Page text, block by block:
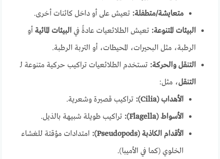
متعايشة/متطفلة: تعيش على أو داخل كائنات أخرى.
البيئات المتنوعة: تعيش الطلائعيات عادةً فيالبيئات المائية أو
الرطبة، مثل البحيرات، المحيطات، أو التربة الرطبة.
التنقل والحركة: تستخدم الطلائعيات تراكيب حركية متنوعة لـ
التنقل، مثل:
الأهداب (Cilia):
تراكيب قصيرة وشعرية.
الأسواط (Flagella):
تراكيب طويلة شبيهة بالذيل.
الأقدام الكاذبة (Pseudopods):
امتدادات مؤقتة للغشاء
الخلوي (كما في الأميبا).